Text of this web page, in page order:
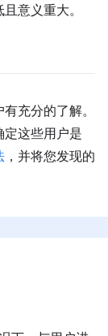
意义重大。
充分的了解。
定这些用户是
，并将您发现的